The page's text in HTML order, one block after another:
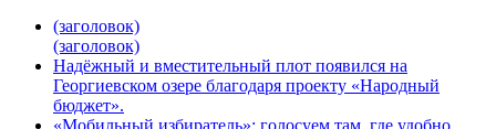
(заголовок)
(заголовок)
Надёжный и вместительный плот появился на
Георгиевском озере благодаря проекту «Народный
бюджет».